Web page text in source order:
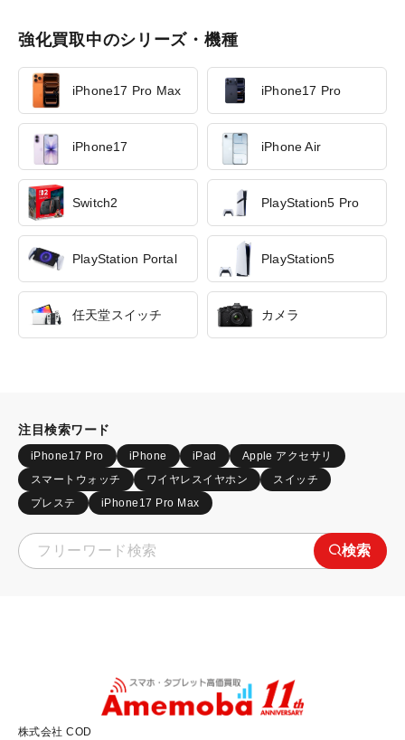
強化買取中のシリーズ・機種
iPhone17 Pro Max iPhone17 Pro
iPhone17 iPhone Air
Switch2 PlayStation5 Pro
PlayStation Portal PlayStation5
任天堂スイッチ カメラ
注目検索ワード
iPhone17 Pro iPhone iPad
Apple アクセサリ
スマートウォッチ
ワイヤレスイヤホン
スイッチ
プレステ
iPhone17 Pro Max
検索
株式会社 COD